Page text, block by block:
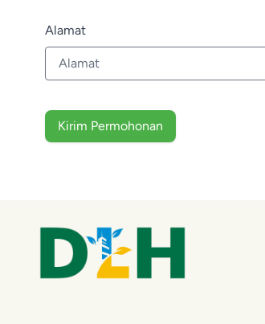
Alamat
Kirim Permohonan